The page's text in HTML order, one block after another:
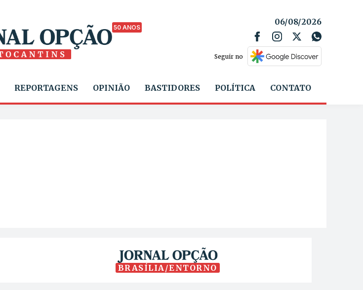
50 ANOS
06/08/2026
Seguir no
REPORTAGENS OPINIÃO BASTIDORES POLÍTICA CONTATO
BRASÍLIA/ENTORNO